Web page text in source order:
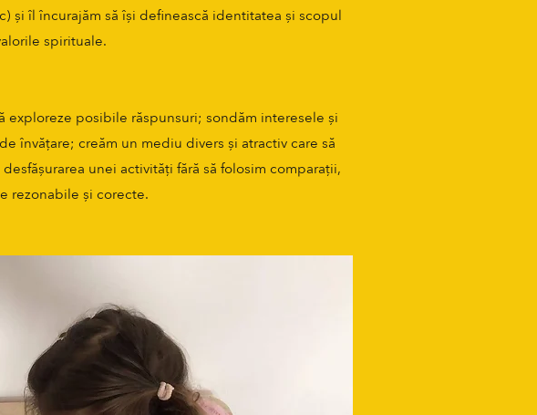
și îl încurajăm să își definească identitatea și scopul
spirituale.
posibile răspunsuri; sondăm interesele și
învățare; creăm un mediu divers și atractiv care să
unei activități fără să folosim comparații,
rezonabile și corecte.